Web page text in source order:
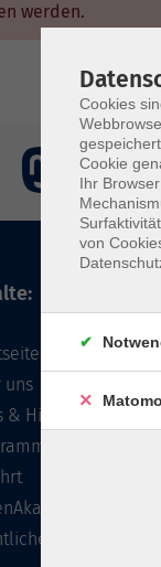
werden.
uns
& Hilfe - FAQ
Cookies
Cookie
Ihr
von
Matomo